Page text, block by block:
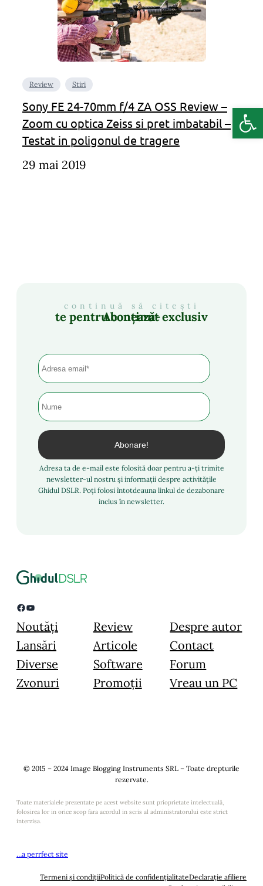
Review Stiri
Sony FE 24-70mm f/4 ZA OSS Review –
Zoom cu optica Zeiss si pret imbatabil –
Testat in poligonul de tragere
29 mai 2019
continuă să citești
Abonează-te pentru conținut exclusiv
Adresa ta de e-mail este folosită doar pentru a-ți trimite
newsletter-ul nostru și informații despre activitățile
Ghidul DSLR. Poți folosi întotdeauna linkul de dezabonare
inclus în newsletter.
Facebook YouTube
Noutăți
Lansări
Diverse
Zvonuri
Review
Articole
Software
Promoții
Despre autor
Contact
Forum
Vreau un PC
© 2015 – 2024 Image Blogging Instruments SRL – Toate drepturile
rezervate.
Toate materialele prezentate pe acest website sunt prioprietate intelectuală,
folosirea lor in orice scop fara acordul in scris al administratorului este strict
interzisa.
…a perrfect site
Termeni și condițiiPolitică de confidențialitateDeclarație afiliere